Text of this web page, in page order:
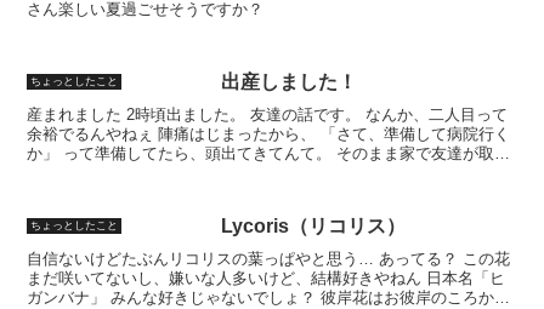
さん楽しい夏過ごせそうですか？
ちょっとしたこと 出産しました！
産まれました 2時頃出ました。 友達の話です。 なんか、二人目って
余裕でるんやねぇ 陣痛はじまったから、 「さて、準備して病院行く
か」 って準備してたら、頭出てきてんて。 そのまま家で友達が取り
ちょっとしたこと Lycoris（リコリス）
自信ないけどたぶんリコリスの葉っぱやと思う… あってる？ この花
まだ咲いてないし、嫌いな人多いけど、結構好きやねん 日本名「ヒ
ガンバナ」 みんな好きじゃないでしょ？ 彼岸花はお彼岸のころから